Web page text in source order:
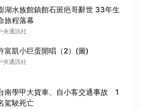
湖水族館鎮館石斑疤哥辭世 33年生
旅程落幕
央通訊社
富凱小巨蛋開唱（2）(圖)
央通訊社
南學甲大貨車、自小客交通事故 1
駕駛死亡